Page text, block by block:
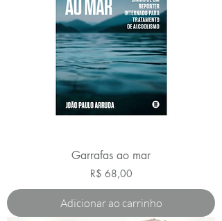
Garrafas ao mar
Preço
R$ 68,00
Adicionar ao carrinho